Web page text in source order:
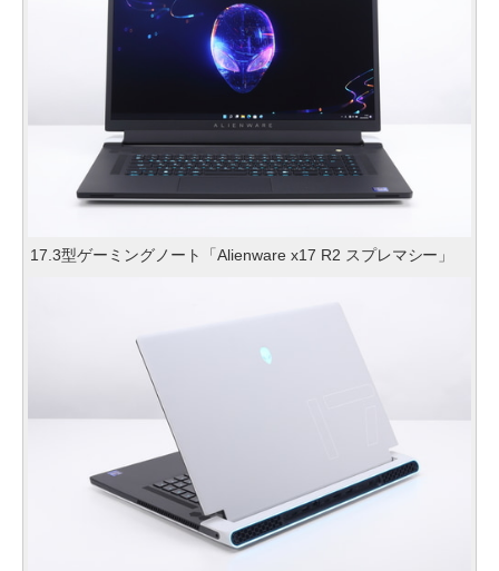
17.3型ゲーミングノート「Alienware x17 R2 スプレマシー」